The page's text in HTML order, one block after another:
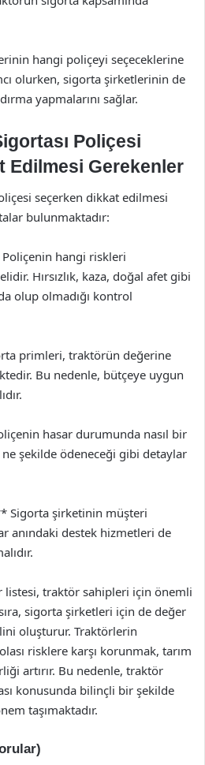
hangi poliçeyi seçeceklerine
olurken, sigorta şirketlerinin de
yapmalarını sağlar.
Poliçesi
Edilmesi Gerekenler
seçerken dikkat edilmesi
bulunmaktadır:
hangi riskleri
Hırsızlık, kaza, doğal afet gibi
olup olmadığı kontrol
primleri, traktörün değerine
Bu nedenle, bütçeye uygun
hasar durumunda nasıl bir
şekilde ödeneceği gibi detaylar
Sigorta şirketinin müşteri
anındaki destek hizmetleri de
traktör sahipleri için önemli
sigorta şirketleri için de değer
oluşturur. Traktörlerin
risklere karşı korunmak, tarım
artırır. Bu nedenle, traktör
konusunda bilinçli bir şekilde
taşımaktadır.